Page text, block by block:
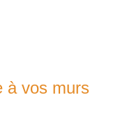
à vos murs